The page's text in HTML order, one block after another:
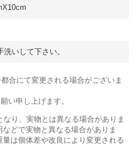
いして下さい。
合にて変更される場合がございま
い申し上げます。
り、実物とは異なる場合がありま
どで実物と異なる場合がありま
は個体差や改良により変更される